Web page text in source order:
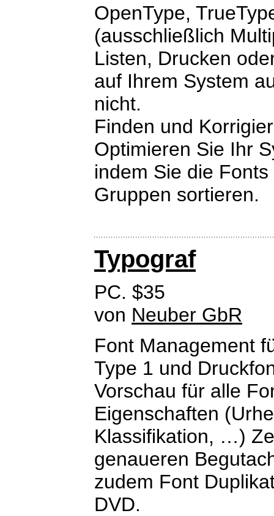
OpenType,
(ausschließlich
Listen, Drucken
auf Ihrem System
nicht.
Finden und
Optimieren Sie Ihr
indem Sie die
Gruppen sortieren.
Typograf
PC. $35
von Neuber GbR
Font Management
Type 1 und
Vorschau für alle
Eigenschaften
Klassifikation, …)
genaueren
zudem Font
DVD.